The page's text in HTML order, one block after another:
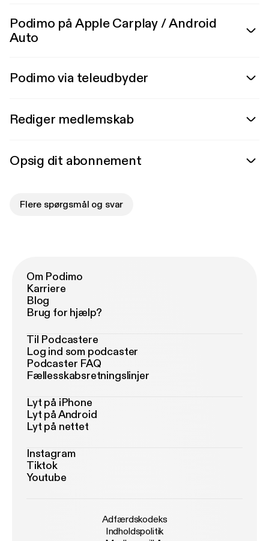
Podimo på Apple Carplay / Android
Auto
Podimo via teleudbyder
Rediger medlemskab
Opsig dit abonnement
Flere spørgsmål og svar
Om Podimo
Karriere
Blog
Brug for hjælp?
Til Podcastere
Log ind som podcaster
Podcaster FAQ
Fællesskabsretningslinjer
Lyt på iPhone
Lyt på Android
Lyt på nettet
Instagram
Tiktok
Youtube
Adfærdskodeks
Indholdspolitik